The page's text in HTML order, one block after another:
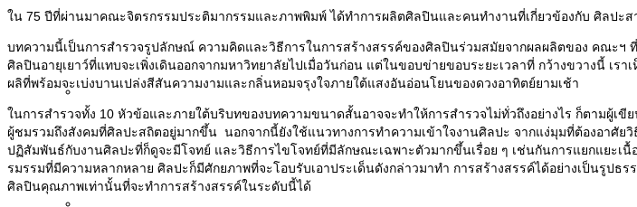
News
ใน 75 ปีที่ผ่านมาคณะจิตรกรรมประติมากรรมและภาพพิมพ์ ได้ทำการผลิตศิลปินและคนทำงานที่เกี่ยวข้องกับ ศิลป
บทความนี้เป็นการสำรวจรูปลักษณ์ ความคิดและวิธีการในการสร้างสรรค์ของศิลปินร่วมสมัยจากผลผลิตของ คณะ
ศิลปินอายุเยาว์ที่แทบจะเพิ่งเดินออกจากมหาวิทยาลัยไปเมื่อวันก่อน แต่ในขอบข่ายขอบระยะเวลาที่ กว้างขวางนี้ เ
ผลิที่พร้อมจะเบ่งบานเปล่งสีสันความงามและกลิ่นหอมจรุงใจภายใต้แสงอันอ่อนโยนของดวงอาทิตย์ยามเช้า
ในการสำรวจทั้ง 10 หัวข้อและภายใต้บริบทของบทความขนาดสั้นอาจจะทำให้การสำรวจไม่ทั่วถึงอย่างไร ก็ตามผู้เ
ผู้ชมรวมถึงสังคมที่ศิลปะสถิตอยู่มากขึ้น นอกจากนี้ยังใช้แนวทางการทำความเข้าใจงานศิลปะ จากแง่มุมที่ต้องอาศั
ปฏิสัมพันธ์กับงานศิลปะที่ก็ดูจะมีโจทย์ และวิธีการไขโจทย์ที่มีลักษณะเฉพาะตัวมากขึ้นเรื่อย ๆ เช่นกันการแยกแยะเ
รมรรมที่มีความหลากหลาย ศิลปะก็มีศักยภาพที่จะโอบรับเอาประเด็นดังกล่าวมาทำ การสร้างสรรค์ได้อย่างเป็นรู
ศิลปินคุณภาพเท่านั้นที่จะทำการสร้างสรรค์ในระดับนี้ได้